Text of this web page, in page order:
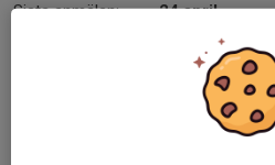
Sista anmälan:
24 april
Namn och
TKD pass
Födelsedatum